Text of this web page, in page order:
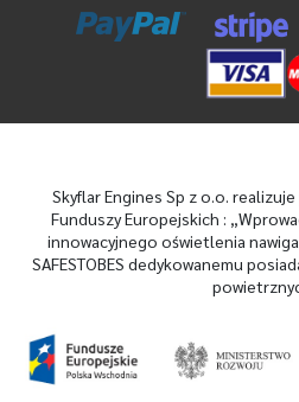
Skyflar Engines Sp z o.o.
Funduszy Europejskich :
innowacyjnego oświetlenia
SAFESTOBES dedykowanemu